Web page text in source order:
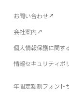
お問い合わせ
会社案内
個人情報保護に関す
情報セキュリティポ
年間定額制フォント